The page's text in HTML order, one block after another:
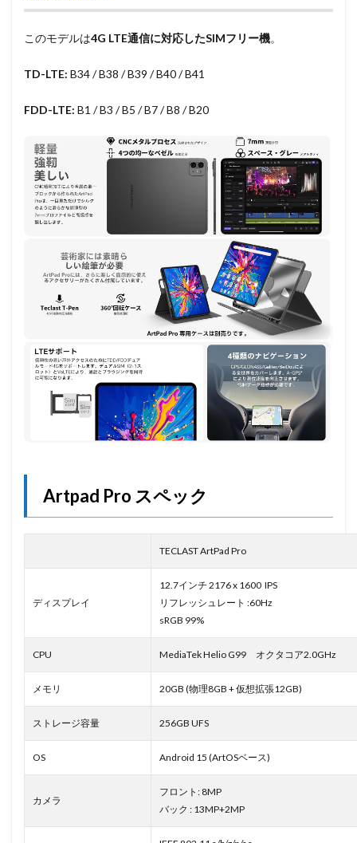
このモデルは4G LTE通信に対応したSIMフリー機。
TD-LTE: B34 / B38 / B39 / B40 / B41
FDD-LTE: B1 / B3 / B5 / B7 / B8 / B20
Artpad Pro スペック
TECLAST ArtPad Pro
ディスプレイ
12.7インチ 2176 x 1600 IPS
リフレッシュレート :60Hz
sRGB 99%
CPU MediaTek Helio G99 オクタコア2.0GHz
メモリ 20GB (物理8GB + 仮想拡張12GB)
ストレージ容量 256GB UFS
OS Android 15 (ArtOSベース)
カメラ
フロント: 8MP
バック : 13MP+2MP